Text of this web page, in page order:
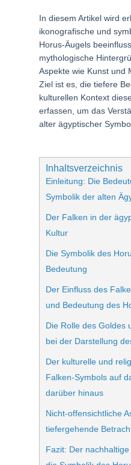
In diesem Artikel wird
ikonografische und
Horus-Äugels
mythologische
Aspekte wie Kunst und
Ziel ist es, die tiefere
kulturellen Kontext
erfassen, um das
alter ägyptischer
Inhaltsverzeichnis
Einleitung: Die
Symbolik der alten
Der Falken in der
Kultur
Die Symbolik des
Bedeutung
Der Einfluss des
und Bedeutung des
Die Rolle des Goldes
bei der Darstellung
Der kulturelle und
Falken-Symbols auf
darüber hinaus
Nicht-offensichtliche
tiefergehende
Fazit: Der